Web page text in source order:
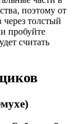
поэтому от
толстый
пробуйте
считать